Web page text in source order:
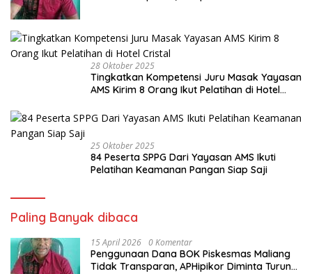
28 Oktober 2025
Tingkatkan Kompetensi Juru Masak Yayasan
AMS Kirim 8 Orang Ikut Pelatihan di Hotel
25 Oktober 2025
84 Peserta SPPG Dari Yayasan AMS Ikuti
Pelatihan Keamanan Pangan Siap Saji
Paling Banyak dibaca
15 April 2026 0 Komentar
Penggunaan Dana BOK Piskesmas Maliang
Tidak Transparan, APHipikor Diminta Turun